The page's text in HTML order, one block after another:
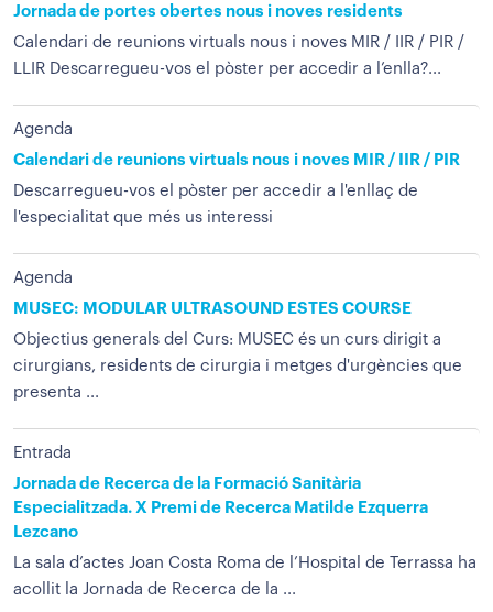
Jornada de portes obertes nous i noves residents
Calendari de reunions virtuals nous i noves MIR / IIR / PIR /
LLIR Descarregueu-vos el pòster per accedir a l’enlla?...
Agenda
Calendari de reunions virtuals nous i noves MIR / IIR / PIR
Descarregueu-vos el pòster per accedir a l'enllaç de
l'especialitat que més us interessi
Agenda
MUSEC: MODULAR ULTRASOUND ESTES COURSE
Objectius generals del Curs: MUSEC és un curs dirigit a
cirurgians, residents de cirurgia i metges d'urgències que
presenta ...
Entrada
Jornada de Recerca de la Formació Sanitària
Especialitzada. X Premi de Recerca Matilde Ezquerra
Lezcano
La sala d’actes Joan Costa Roma de l’Hospital de Terrassa ha
acollit la Jornada de Recerca de la ...